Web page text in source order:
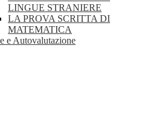
LINGUE STRANIERE
LA PROVA SCRITTA DI
MATEMATICA
e Autovalutazione